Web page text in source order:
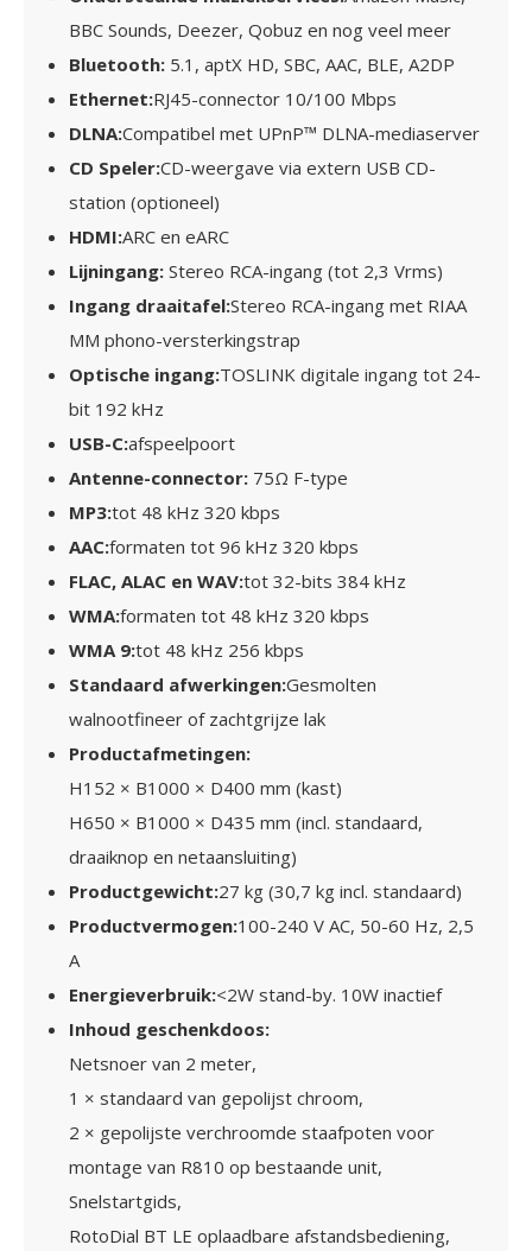
BBC Sounds, Deezer, Qobuz en nog veel meer
Bluetooth: 5.1, aptX HD, SBC, AAC, BLE, A2DP
Ethernet:RJ45-connector 10/100 Mbps
DLNA:Compatibel met UPnP™ DLNA-mediaserver
CD Speler:CD-weergave via extern USB CD-
station (optioneel)
HDMI:ARC en eARC
Lijningang: Stereo RCA-ingang (tot 2,3 Vrms)
Ingang draaitafel:Stereo RCA-ingang met RIAA
MM phono-versterkingstrap
Optische ingang:TOSLINK digitale ingang tot 24-
bit 192 kHz
USB-C:afspeelpoort
Antenne-connector: 75Ω F-type
MP3:tot 48 kHz 320 kbps
AAC:formaten tot 96 kHz 320 kbps
FLAC, ALAC en WAV:tot 32-bits 384 kHz
WMA:formaten tot 48 kHz 320 kbps
WMA 9:tot 48 kHz 256 kbps
Standaard afwerkingen:Gesmolten
walnootfineer of zachtgrijze lak
Productafmetingen:
H152 × B1000 × D400 mm (kast)
H650 × B1000 × D435 mm (incl. standaard,
draaiknop en netaansluiting)
Productgewicht:27 kg (30,7 kg incl. standaard)
Productvermogen:100-240 V AC, 50-60 Hz, 2,5
A
Energieverbruik:<2W stand-by. 10W inactief
Inhoud geschenkdoos:
Netsnoer van 2 meter,
1 × standaard van gepolijst chroom,
2 × gepolijste verchroomde staafpoten voor
montage van R810 op bestaande unit,
Snelstartgids,
RotoDial BT LE oplaadbare afstandsbediening,